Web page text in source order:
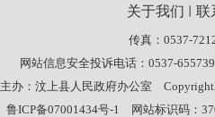
关于我们 联
传真：0537-
网站信息安全投诉电话：0537-
主办：汶上县人民政府办公室
鲁ICP备07001434号-1
网站标识码：